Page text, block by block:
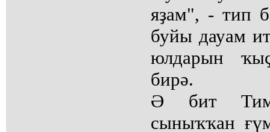
яҙам", - тип
буйы дауам
юлдарын
бирә.
Ә бит
сыныҡҡан